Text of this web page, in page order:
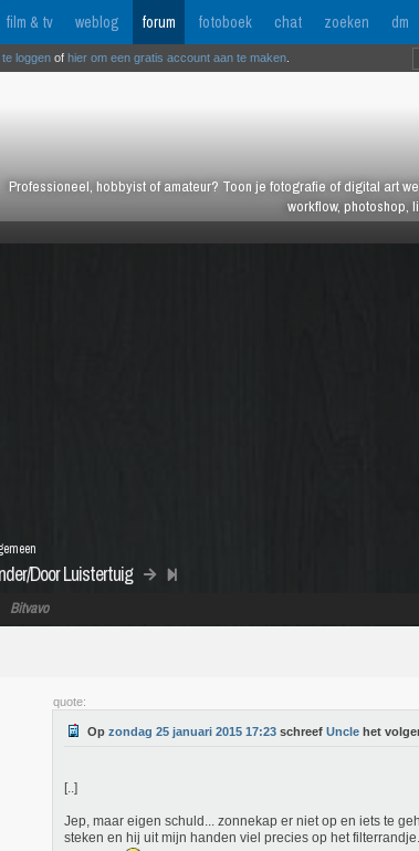
film & tv weblog forum fotoboek chat zoeken dm
Professioneel, hobbyist of amateur? Toon je fotografie of digital art
workflow, photoshop,
loggen of hier om een gratis account aan te maken
Door Luistertuig
Bitvavo
quote:
Op zondag 25 januari 2015 17:23 schreef Uncle het
[..]
Jep, maar eigen schuld... zonnekap er niet op en iets te
steken en hij uit mijn handen viel precies op het